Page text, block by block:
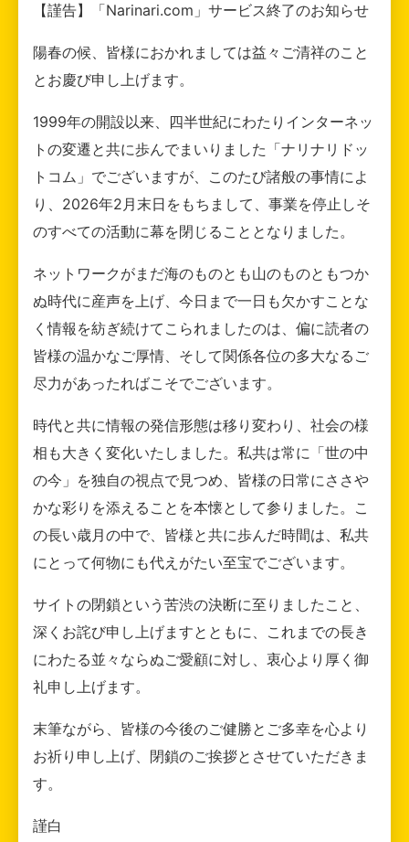
【謹告】「Narinari.com」サービス終了のお知らせ
陽春の候、皆様におかれましては益々ご清祥のこと
とお慶び申し上げます。
1999年の開設以来、四半世紀にわたりインターネッ
トの変遷と共に歩んでまいりました「ナリナリドッ
トコム」でございますが、このたび諸般の事情によ
り、2026年2月末日をもちまして、事業を停止しそ
のすべての活動に幕を閉じることとなりました。
ネットワークがまだ海のものとも山のものともつか
ぬ時代に産声を上げ、今日まで一日も欠かすことな
く情報を紡ぎ続けてこられましたのは、偏に読者の
皆様の温かなご厚情、そして関係各位の多大なるご
尽力があったればこそでございます。
時代と共に情報の発信形態は移り変わり、社会の様
相も大きく変化いたしました。私共は常に「世の中
の今」を独自の視点で見つめ、皆様の日常にささや
かな彩りを添えることを本懐として参りました。こ
の長い歳月の中で、皆様と共に歩んだ時間は、私共
にとって何物にも代えがたい至宝でございます。
サイトの閉鎖という苦渋の決断に至りましたこと、
深くお詫び申し上げますとともに、これまでの長き
にわたる並々ならぬご愛顧に対し、衷心より厚く御
礼申し上げます。
末筆ながら、皆様の今後のご健勝とご多幸を心より
お祈り申し上げ、閉鎖のご挨拶とさせていただきま
す。
謹白